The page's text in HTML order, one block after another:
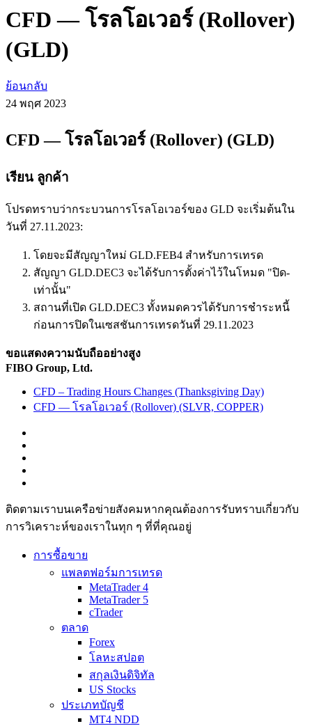
CFD — โรลโอเวอร์ (Rollover)
(GLD)
ย้อนกลับ
24 พฤศ 2023
CFD — โรลโอเวอร์ (Rollover) (GLD)
เรียน ลูกค้า
โปรดทราบว่ากระบวนการโรลโอเวอร์ของ GLD จะเริ่มต้นใน
วันที่ 27.11.2023:
โดยจะมีสัญญาใหม่ GLD.FEB4 สำหรับการเทรด
สัญญา GLD.DEC3 จะได้รับการตั้งค่าไว้ในโหมด "ปิด-
เท่านั้น"
สถานที่เปิด GLD.DEC3 ทั้งหมดควรได้รับการชำระหนี้
ก่อนการปิดในเซสชันการเทรดวันที่ 29.11.2023
ขอแสดงความนับถืออย่างสูง
FIBO Group, Ltd.
CFD – Trading Hours Changes (Thanksgiving Day)
CFD — โรลโอเวอร์ (Rollover) (SLVR, COPPER)
ติดตามเราบนเครือข่ายสังคมหากคุณต้องการรับทราบเกี่ยวกับ
การวิเ­คราะห์ของเราในทุก ๆ ที่ที่คุณอยู่
การซื้อขาย
แพลตฟอร์มการเทรด
MetaTrader 4
MetaTrader 5
cTrader
ตลาด
Forex
โลหะสปอต
สกุลเงินดิจิทัล
US Stocks
ประเภทบัญชี
MT4 NDD